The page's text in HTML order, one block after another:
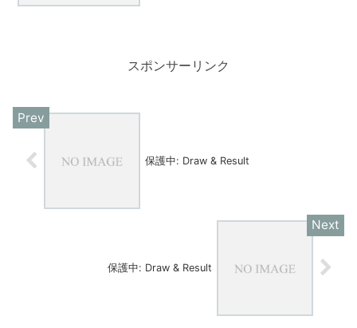
スポンサーリンク
保護中: Draw & Result
保護中: Draw & Result